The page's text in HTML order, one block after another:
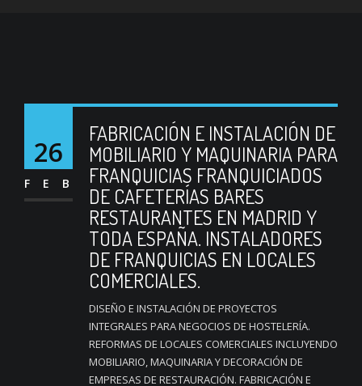
26
FEB
FABRICACIÓN E INSTALACIÓN DE
MOBILIARIO Y MAQUINARIA PARA
FRANQUICIAS FRANQUICIADOS
DE CAFETERÍAS BARES
RESTAURANTES EN MADRID Y
TODA ESPAÑA. INSTALADORES
DE FRANQUICIAS EN LOCALES
COMERCIALES.
DISEÑO E INSTALACIÓN DE PROYECTOS
INTEGRALES PARA NEGOCIOS DE HOSTELERÍA.
REFORMAS DE LOCALES COMERCIALES INCLUYENDO
MOBILIARIO, MAQUINARIA Y DECORACIÓN DE
EMPRESAS DE RESTAURACIÓN. FABRICACIÓN E